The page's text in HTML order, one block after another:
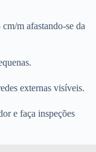
m afastando-se da
externas visíveis.
e faça inspeções